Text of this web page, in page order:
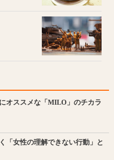
オススメな「MILO」のチカラ
「女性の理解できない行動」と